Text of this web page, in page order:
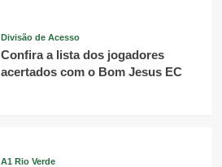
Divisão de Acesso
Confira a lista dos jogadores
acertados com o Bom Jesus EC
A1 Rio Verde